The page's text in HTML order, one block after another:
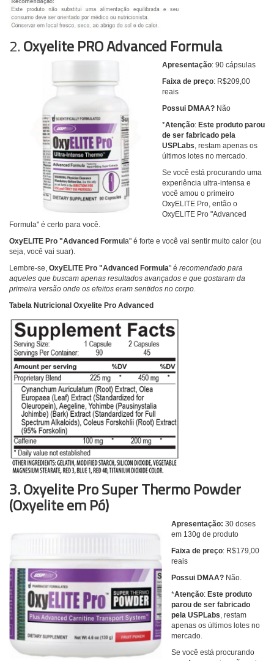
2.Oxyelite PRO Advanced Formula
Apresentação: 90 cápsulas
Faixa de preço: R$209,00
reais
Possui DMAA? Não
*Atenção: Este produto parou
de ser fabricado pela
USPLabs , restam apenas os
últimos lotes no mercado.
Se você está procurando uma
experiência ultra-intensa e
você amou o primeiro
OxyELITE Pro, então o
OxyELITE Pro "Advanced
Formula" é certo para você.
OxyELITE Pro "Advanced Formula" é forte e você vai sentir muito calor (ou
seja, você vai suar).
Lembre-se, OxyELITE Pro "Advanced Formula" é recomendado para
aqueles que buscam apenas resultados avançados e que gostaram da
primeira versão onde os efeitos eram sentidos no corpo.
Tabela Nutricional Oxyelite Pro Advanced
3. Oxyelite Pro Super Thermo Powder
(Oxyelite em Pó)
Apresentação: 30 doses
em 130g de produto
Faixa de preço: R$179,00
reais
Possui DMAA? Não.
*Atenção: Este produto
parou de ser fabricado
pela USPLabs , restam
apenas os últimos lotes no
mercado.
Se você está procurando